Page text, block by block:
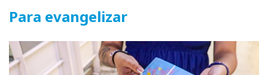
Para evangelizar